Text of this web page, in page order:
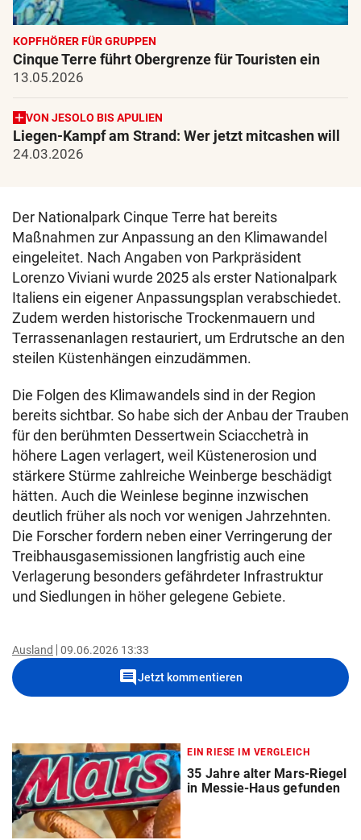
KOPFHÖRER FÜR GRUPPEN
Cinque Terre führt Obergrenze für Touristen ein
13.05.2026
VON JESOLO BIS APULIEN
Liegen-Kampf am Strand: Wer jetzt mitcashen will
24.03.2026
Der Nationalpark Cinque Terre hat bereits
Maßnahmen zur Anpassung an den Klimawandel
eingeleitet. Nach Angaben von Parkpräsident
Lorenzo Viviani wurde 2025 als erster Nationalpark
Italiens ein eigener Anpassungsplan verabschiedet.
Zudem werden historische Trockenmauern und
Terrassenanlagen restauriert, um Erdrutsche an den
steilen Küstenhängen einzudämmen.
Die Folgen des Klimawandels sind in der Region
bereits sichtbar. So habe sich der Anbau der Trauben
für den berühmten Dessertwein Sciacchetrà in
höhere Lagen verlagert, weil Küstenerosion und
stärkere Stürme zahlreiche Weinberge beschädigt
hätten. Auch die Weinlese beginne inzwischen
deutlich früher als noch vor wenigen Jahrzehnten.
Die Forscher fordern neben einer Verringerung der
Treibhausgasemissionen langfristig auch eine
Verlagerung besonders gefährdeter Infrastruktur
und Siedlungen in höher gelegene Gebiete.
Ausland 09.06.2026 13:33
commentJetzt kommentieren
EIN RIESE IM VERGLEICH
35 Jahre alter Mars-Riegel
in Messie-Haus gefunden